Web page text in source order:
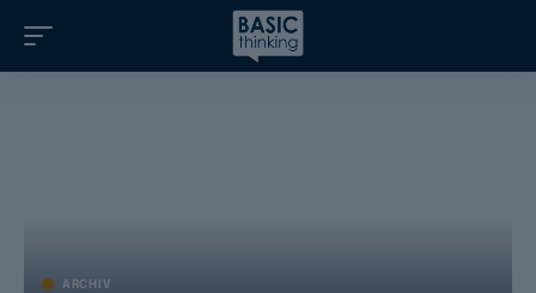
ARCHIV